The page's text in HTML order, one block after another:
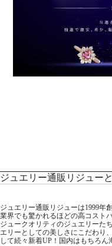
ジュエリー通販リジュー
ジュエリー通販リジューは1999年
業界でも驚かれるほどの高コスト
ジュークオリティのジュエリーた
エリーとしての美しさにこだわり
して続々新着UP！国内はもちろん